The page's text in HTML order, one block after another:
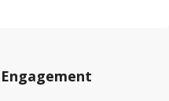
Engagement